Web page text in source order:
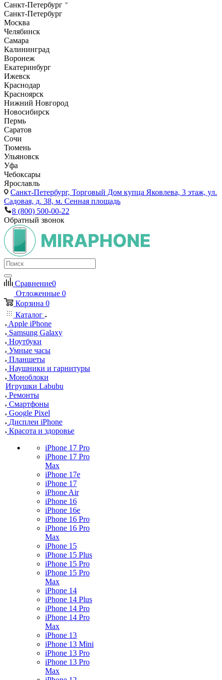
Санкт-Петербург
Санкт-Петербург
Москва
Челябинск
Самара
Калининград
Воронеж
Екатеринбург
Ижевск
Краснодар
Красноярск
Нижний Новгород
Новосибирск
Пермь
Саратов
Сочи
Тюмень
Ульяновск
Уфа
Чебоксары
Ярославль
Санкт-Петербург, Торговый Дом купца Яковлева, 3 этаж, ул.
Садовая, д. 38, м. Сенная площадь
8 (800) 500-00-22
Обратный звонок
Сравнение0
Отложенные 0
Корзина 0
Каталог
Apple iPhone
Samsung Galaxy
Ноутбуки
Умные часы
Планшеты
Наушники и гарнитуры
Моноблоки
Игрушки Labubu
Ремонты
Смартфоны
Google Pixel
Дисплеи iPhone
Красота и здоровье
iPhone 17 Pro
iPhone 17 Pro
Max
iPhone 17e
iPhone 17
iPhone Air
iPhone 16
iPhone 16e
iPhone 16 Pro
iPhone 16 Pro
Max
iPhone 15
iPhone 15 Plus
iPhone 15 Pro
iPhone 15 Pro
Max
iPhone 14
iPhone 14 Plus
iPhone 14 Pro
iPhone 14 Pro
Max
iPhone 13
iPhone 13 Mini
iPhone 13 Pro
iPhone 13 Pro
Max